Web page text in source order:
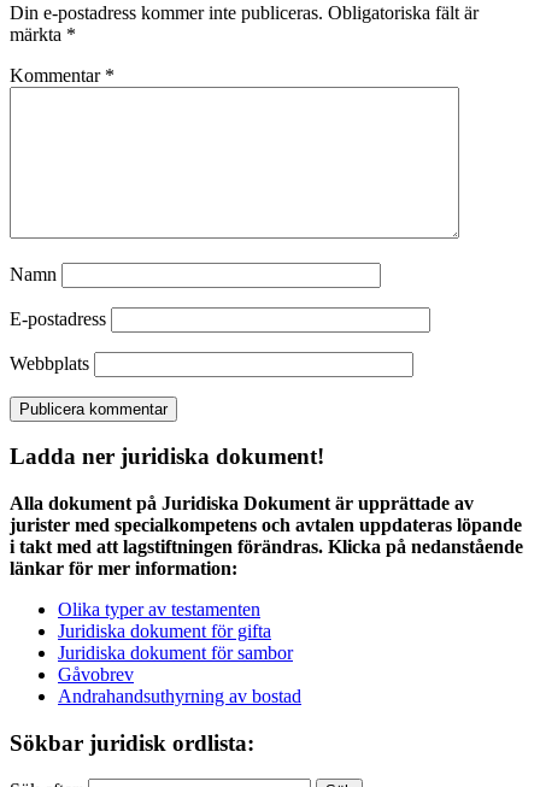
Din e-postadress kommer inte publiceras. Obligatoriska fält är
märkta *
Kommentar *
Namn
E-postadress
Webbplats
Ladda ner juridiska dokument!
Alla dokument på Juridiska Dokument är upprättade av
jurister med specialkompetens och avtalen uppdateras löpande
i takt med att lagstiftningen förändras. Klicka på nedanstående
länkar för mer information:
Olika typer av testamenten
Juridiska dokument för gifta
Juridiska dokument för sambor
Gåvobrev
Andrahandsuthyrning av bostad
Sökbar juridisk ordlista: